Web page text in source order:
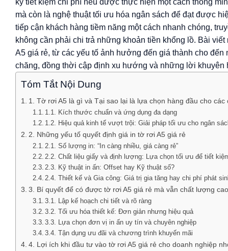
kỳ tiết kiệm chi phí nếu được thực hiện một cách thông
mà còn là nghệ thuật tối ưu hóa ngân sách để đạt được
tiếp cận khách hàng tiềm năng một cách nhanh chóng,
không cần phải chi trả những khoản tiền khổng lồ. Bài
A5 giá rẻ, từ các yếu tố ảnh hưởng đến giá thành cho
chăng, đồng thời cập định xu hướng và những lời khuyên
Tóm Tắt Nội Dung
1. Tờ rơi A5 là gì và Tại sao lại là lựa chọn hàng đầu cho
1.1. Kích thước chuẩn và ứng dụng đa dạng
1.2. Hiệu quả kinh tế vượt trội: Giải pháp tối ưu cho ngân
2. Những yếu tố quyết định giá in tờ rơi A5 giá rẻ
2.1. Số lượng in: “In càng nhiều, giá càng rẻ”
2.2. Chất liệu giấy và định lượng: Lựa chọn tối ưu để tiết
2.3. Kỹ thuật in ấn: Offset hay Kỹ thuật số?
2.4. Thiết kế và Gia công: Giá trị gia tăng hay chi phí phát
3. Bí quyết để có được tờ rơi A5 giá rẻ mà vẫn chất lượng
3.1. Lập kế hoạch chi tiết và rõ ràng
3.2. Tối ưu hóa thiết kế: Đơn giản nhưng hiệu quả
3.3. Lựa chọn đơn vị in ấn uy tín và chuyên nghiệp
3.4. Tận dụng ưu đãi và chương trình khuyến mãi
4. Lợi ích khi đầu tư vào tờ rơi A5 giá rẻ cho doanh nghiệp